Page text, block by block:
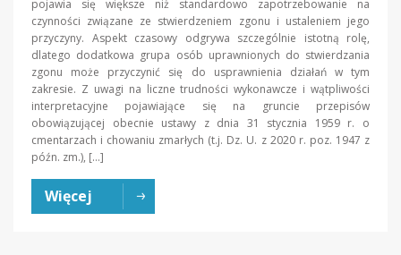
pojawia się większe niż standardowo zapotrzebowanie na
czynności związane ze stwierdzeniem zgonu i ustaleniem jego
przyczyny. Aspekt czasowy odgrywa szczególnie istotną rolę,
dlatego dodatkowa grupa osób uprawnionych do stwierdzania
zgonu może przyczynić się do usprawnienia działań w tym
zakresie. Z uwagi na liczne trudności wykonawcze i wątpliwości
interpretacyjne pojawiające się na gruncie przepisów
obowiązującej obecnie ustawy z dnia 31 stycznia 1959 r. o
cmentarzach i chowaniu zmarłych (t.j. Dz. U. z 2020 r. poz. 1947 z
późn. zm.), […]
Więcej